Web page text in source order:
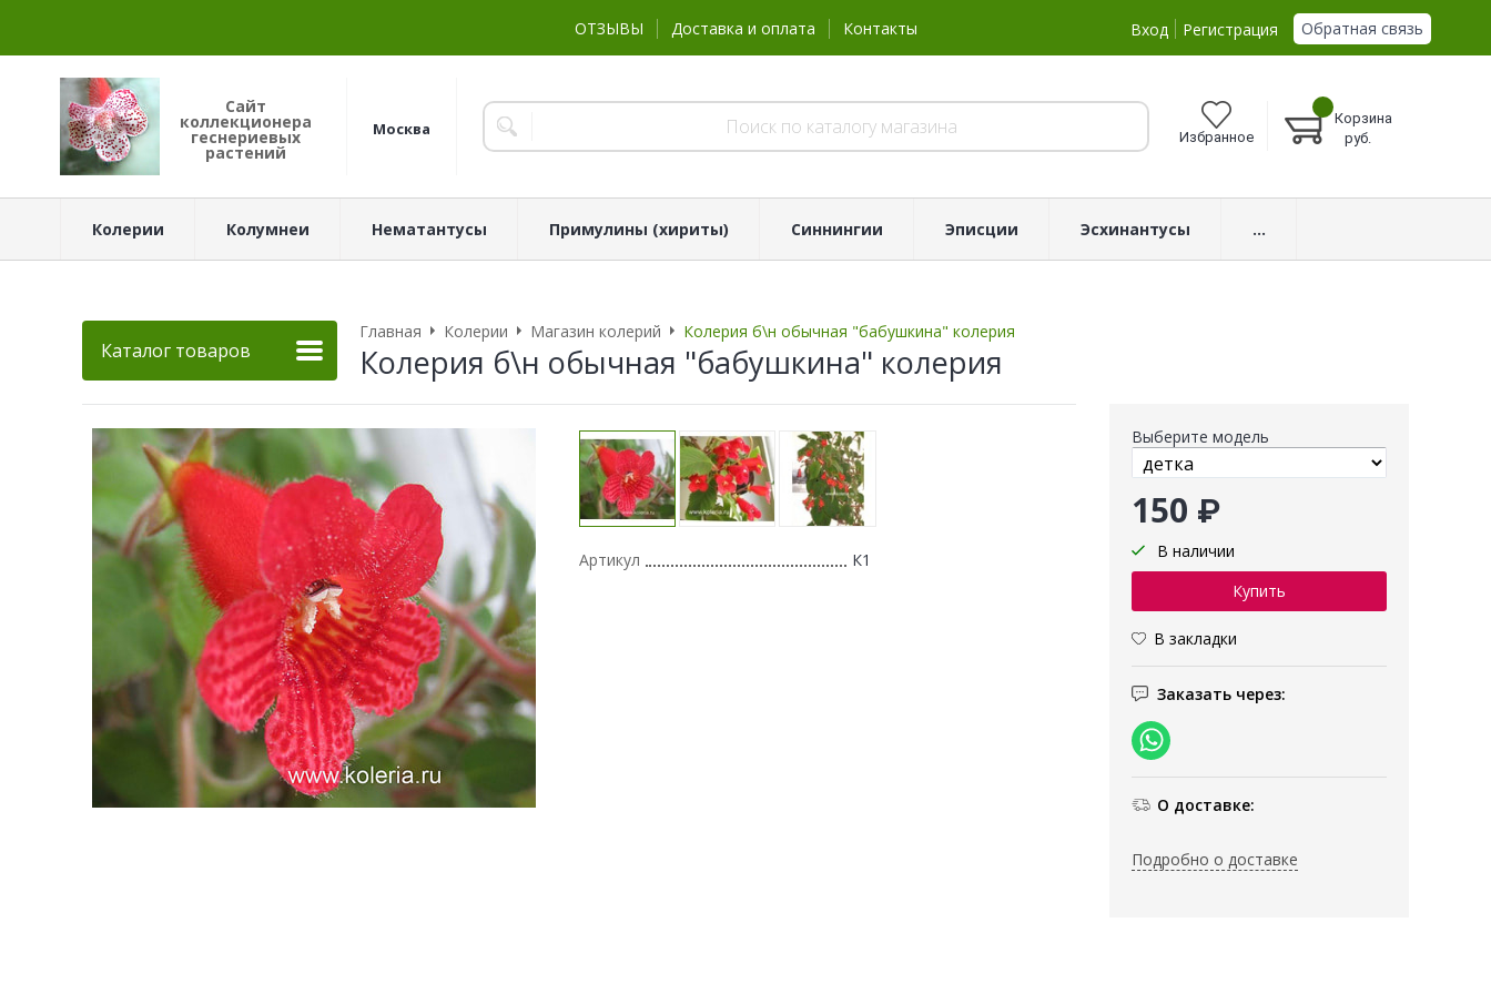
ОТЗЫВЫ Доставка и оплата Контакты Вход Регистрация Обратная связь
Сайт
коллекционера
геснериевых
растений
Москва Избранное
Корзина
руб.
Колерии Колумнеи Нематантусы Примулины (хириты) Синнингии Эписции Эсхинантусы ...
Каталог товаров
Главная Колерии Магазин колерий Колерия б\н обычная "бабушкина" колерия
Колерия б\н обычная "бабушкина" колерия
Выберите модель
150 ₽
В наличии
В закладки
Заказать через:
О доставке:
Подробно о доставке
Артикул К1